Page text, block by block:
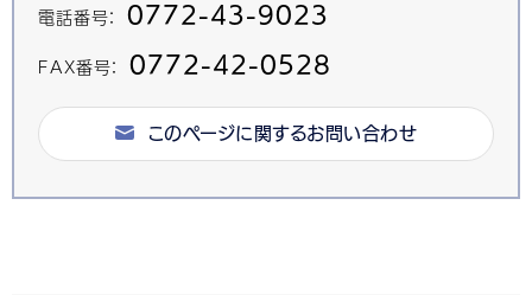
電話番号： 0772-43-9023
FAX番号： 0772-42-0528
このページに関するお問い合わせ